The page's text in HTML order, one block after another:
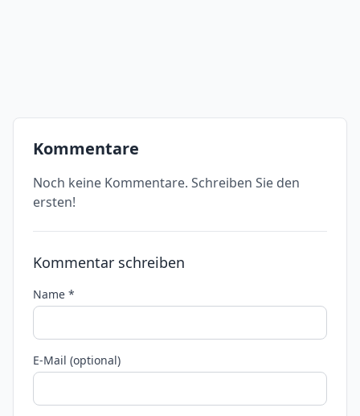
Kommentare
Noch keine Kommentare. Schreiben Sie den
ersten!
Kommentar schreiben
Name *
E-Mail (optional)